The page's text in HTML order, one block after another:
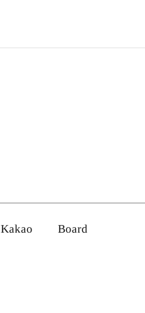
Kakao Board